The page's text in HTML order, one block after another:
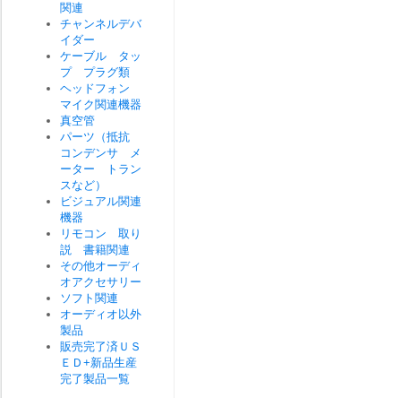
関連
チャンネルデバ
イダー
ケーブル タッ
プ プラグ類
ヘッドフォン
マイク関連機器
真空管
パーツ（抵抗
コンデンサ メ
ーター トラン
スなど）
ビジュアル関連
機器
リモコン 取り
説 書籍関連
その他オーディ
オアクセサリー
ソフト関連
オーディオ以外
製品
販売完了済ＵＳ
ＥＤ+新品生産
完了製品一覧